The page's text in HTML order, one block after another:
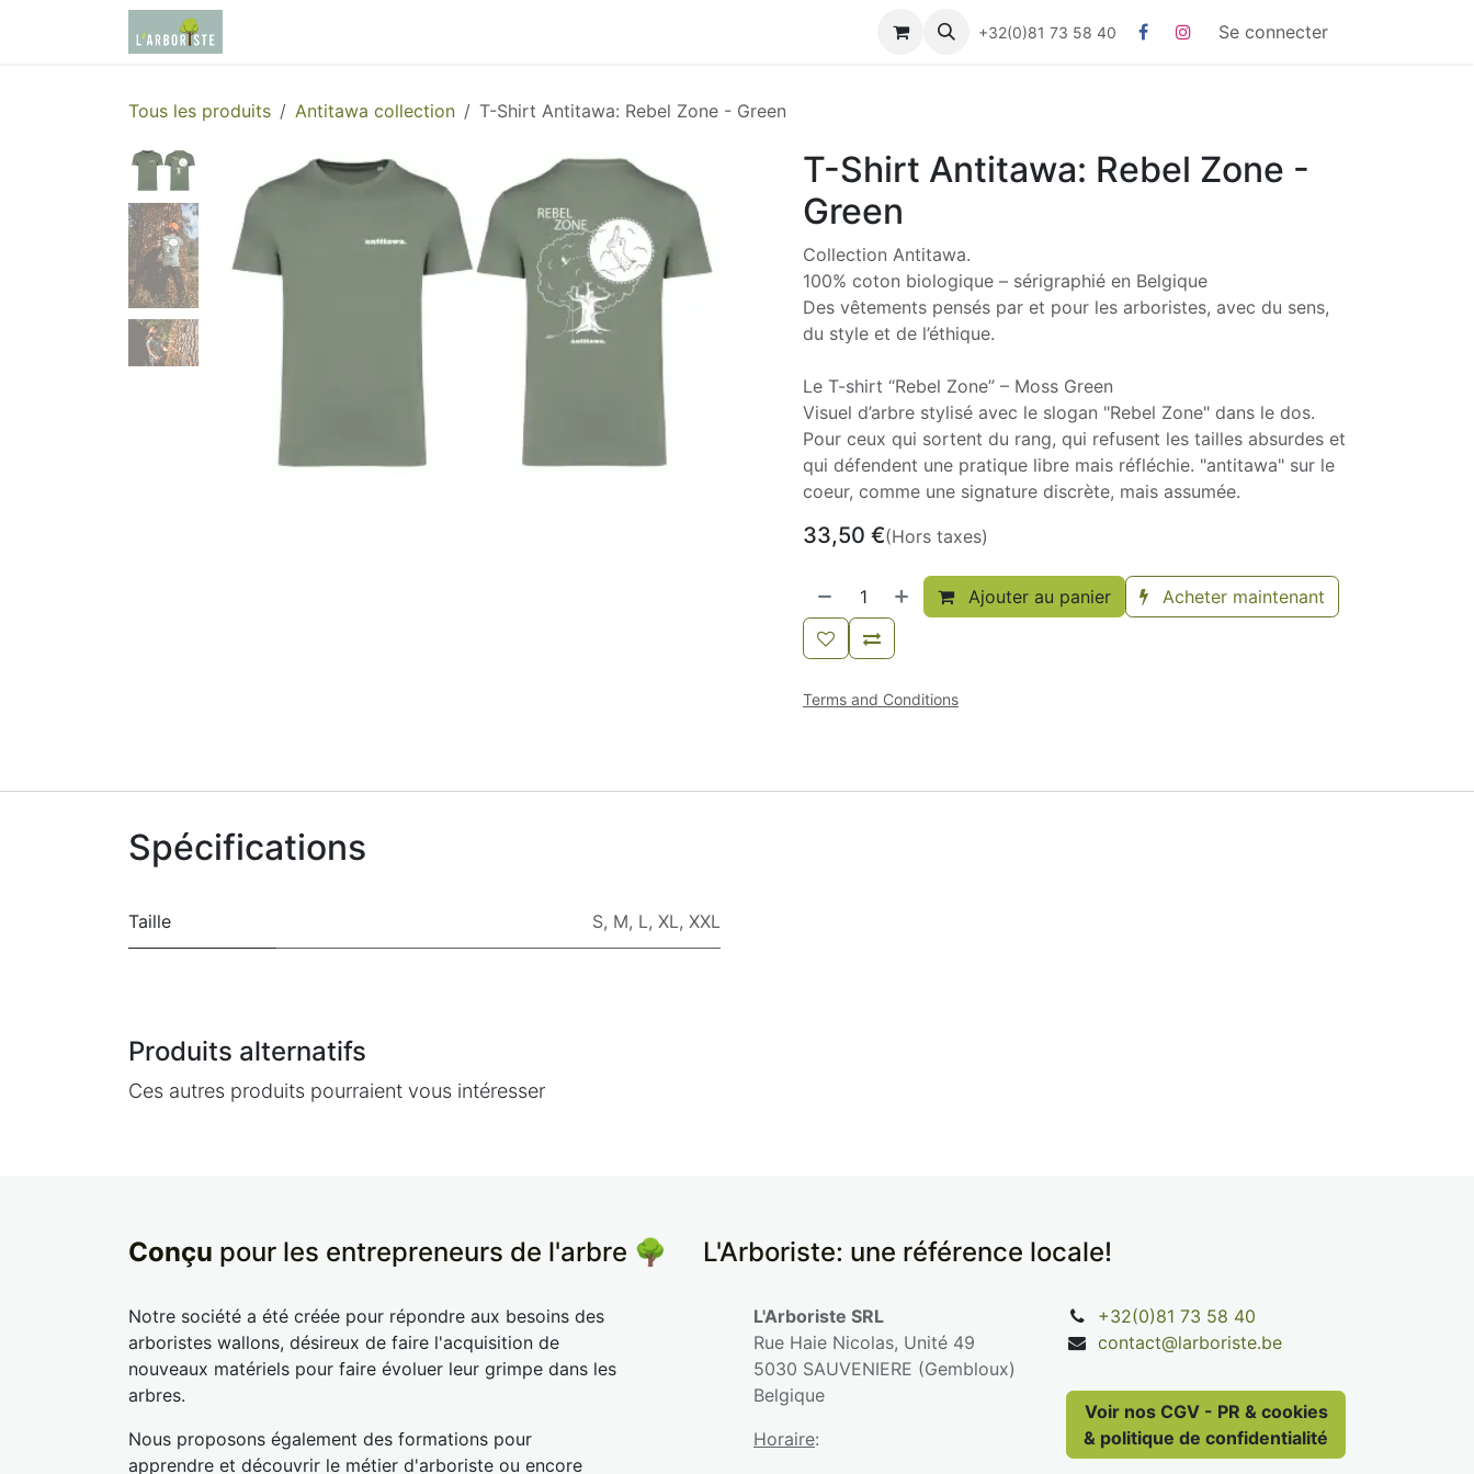
Se rendre au contenu
Contactez-nous +32(0)81 73 58 40 Se connecter
Tous les produits Antitawa collection T-Shirt Antitawa: Rebel Zone - Green
T-Shirt Antitawa: Rebel Zone -
Green
Collection Antitawa.
100% coton biologique – sérigraphié en Belgique
Des vêtements pensés par et pour les arboristes, avec du sens,
du style et de l’éthique.
Le T-shirt “Rebel Zone” – Moss Green
Visuel d’arbre stylisé avec le slogan "Rebel Zone" dans le dos.
Pour ceux qui sortent du rang, qui refusent les tailles absurdes et
qui défendent une pratique libre mais réfléchie. "antitawa" sur le
coeur, comme une signature discrète, mais assumée.
33,50 €(Hors taxes)
Ajouter au panier Acheter maintenant
Terms and Conditions
Spécifications
Taille S, M, L, XL, XXL
Produits alternatifs
Ces autres produits pourraient vous intéresser
Conçu pour les entrepreneurs de l'arbre 🌳 ​L'Arboriste: une référence locale!
Notre société a été créée pour répondre aux besoins des
arboristes wallons, désireux de faire l'acquisition de
nouveaux matériels pour faire évoluer leur grimpe dans les
arbres.
Nous proposons également des formations pour
apprendre et découvrir le métier d'arboriste ou encore
L'Arboriste SRL
Rue Haie Nicolas, Unité 49
5030 SAUVENIERE (Gembloux)
Belgique
Horaire:
+32(0)81 73 58 40
contact@larboriste.be
Voir nos CGV - PR & cookies
& politique de confidentialité